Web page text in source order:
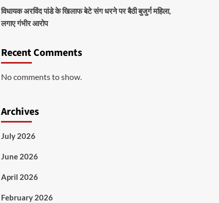
विधायक अरविंद पांडे के खिलाफ बेटे संग धरने पर बैठी बुजुर्ग महिला,
लगाए गंभीर आरोप
Recent Comments
No comments to show.
Archives
July 2026
June 2026
April 2026
February 2026